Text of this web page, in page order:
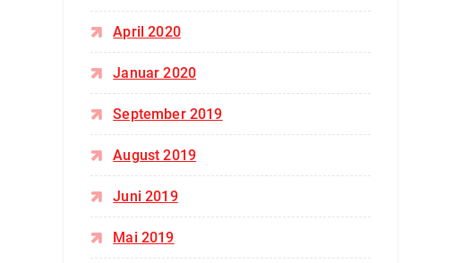
April 2020
Januar 2020
September 2019
August 2019
Juni 2019
Mai 2019